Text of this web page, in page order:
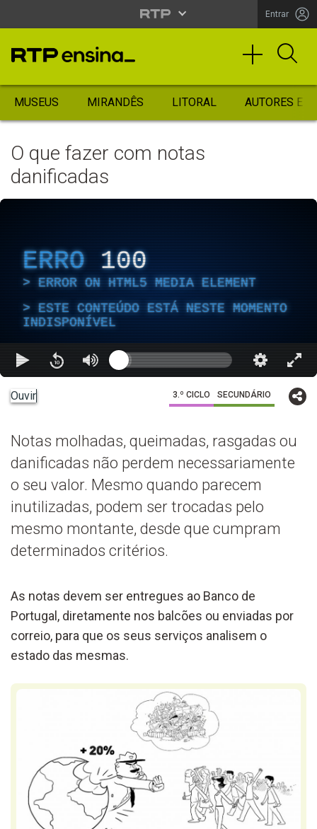
Entrar
MUSEUS MIRANDÊS LITORAL AUTORES
O que fazer com notas
danificadas
ERRO 100
ERROR ON HTML5 MEDIA ELEMENT
ESTE CONTEÚDO ESTÁ NESTE MOMENTO
INDISPONÍVEL
Ouvir 3.º CICLO SECUNDÁRIO
Notas molhadas, queimadas, rasgadas ou
danificadas não perdem necessariamente
o seu valor. Mesmo quando parecem
inutilizadas, podem ser trocadas pelo
mesmo montante, desde que cumpram
determinados critérios.
As notas devem ser entregues ao Banco de
Portugal, diretamente nos balcões ou enviadas por
correio, para que os seus serviços analisem o
estado das mesmas.